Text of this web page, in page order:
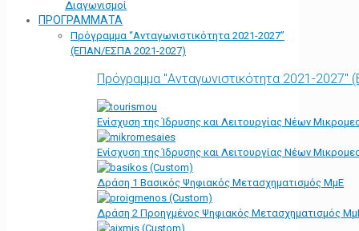
Διαγωνισμοί
ΠΡΟΓΡΑΜΜΑΤΑ
Πρόγραμμα “Ανταγωνιστικότητα 2021-2027”
(ΕΠΑΝ/ΕΣΠΑ 2021-2027)
Πρόγραμμα "Ανταγωνιστικότητα 2021-
Ενίσχυση της Ίδρυσης και Λειτουργίας Νέων
Ενίσχυση της Ίδρυσης και Λειτουργίας Νέων
Δράση 1 Βασικός Ψηφιακός Μετασχηματισμός ΜμΕ
Δράση 2 Προηγμένος Ψηφιακός Μετασχηματισμός